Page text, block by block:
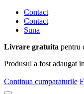
Contact
Contact
Suna
Livrare gratuita pentru
Produsul a fost adaugat
Continua cumparaturile